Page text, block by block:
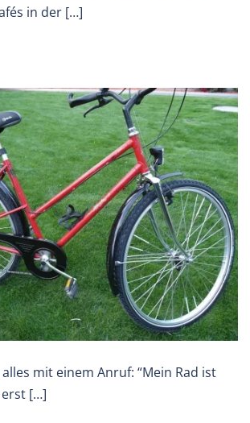
in der […]
mit einem Anruf: “Mein Rad ist
[…]